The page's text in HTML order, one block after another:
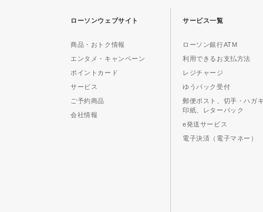
ローソンウェブサイト
商品・おトク情報
エンタメ・キャンペーン
ポイントカード
サービス
ご予約商品
会社情報
サービス一覧
ローソン銀行ATM
利用できるお支払方法
レジチャージ
ゆうパック受付
郵便ポスト、切手・ハガ
印紙、レターパック
e発送サービス
電子決済（電子マネー）